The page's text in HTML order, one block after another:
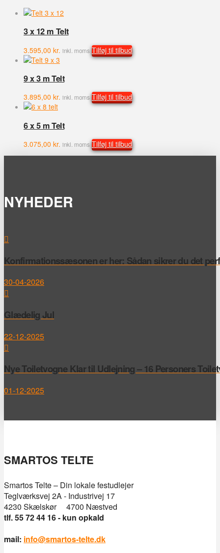
3 x 12 m Telt
3.595,00 kr. inkl. moms Tilføj til tilbud
9 x 3 m Telt
3.895,00 kr. inkl. moms Tilføj til tilbud
6 x 5 m Telt
3.075,00 kr. inkl. moms Tilføj til tilbud
NYHEDER
Konfirmationssæsonen er her: Sådan sikrer du det
30-04-2026
Glædelig Jul
22-12-2025
Nye Toiletvogne Klar til Udlejning – 16 Personers
01-12-2025
SMARTOS TELTE
Smartos Telte – Din lokale festudlejer
Teglværksvej 2A - Industrivej 17
4230 Skælskør 4700 Næstved
tlf. 55 72 44 16 - kun opkald
mail: info@smartos-telte.dk